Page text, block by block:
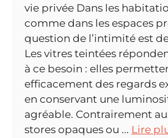
vie privée Dans les
comme dans les espaces
question de l’intimité est
Les vitres teintées
à ce besoin : elles
efficacement des regards
en conservant une
agréable. Contrairement
stores opaques ou ... Lire